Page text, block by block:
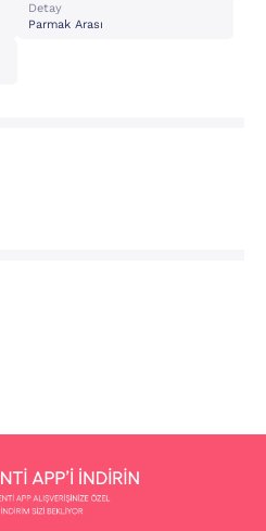
Detay
Parmak Arası